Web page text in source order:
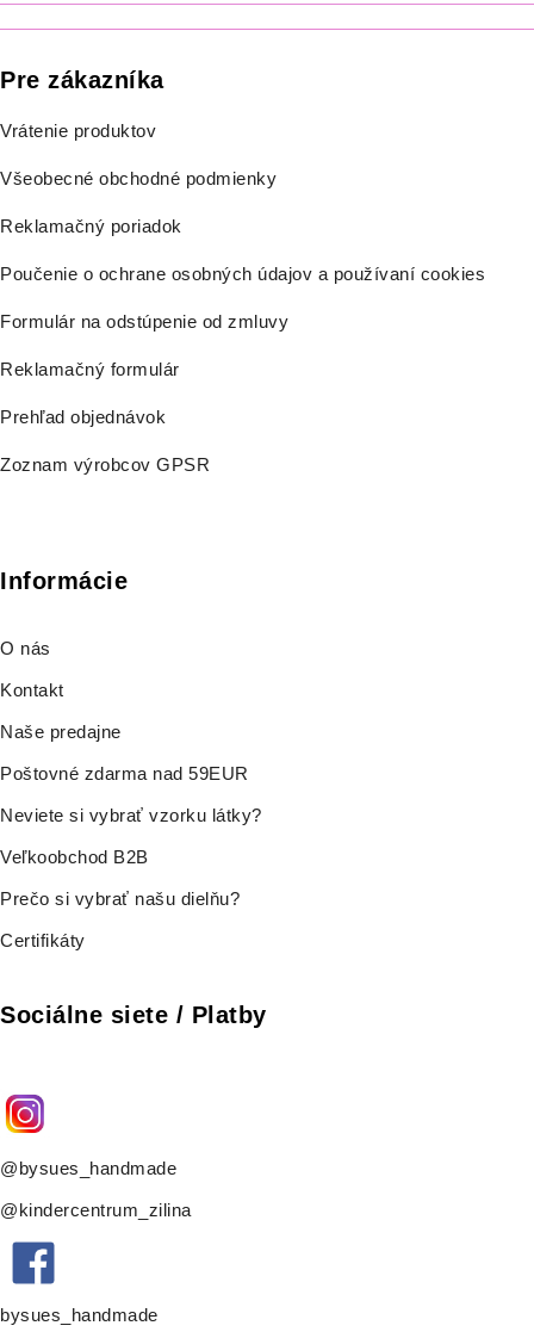
Pre zákazníka
Vrátenie produktov
Všeobecné obchodné podmienky
Reklamačný poriadok
Poučenie o ochrane osobných údajov a používaní cookies
Formulár na odstúpenie od zmluvy
Reklamačný formulár
Prehľad objednávok
Zoznam výrobcov GPSR
Informácie
O nás
Kontakt
Naše predajne
Poštovné zdarma nad 59EUR
Neviete si vybrať vzorku látky?
Veľkoobchod B2B
Prečo si vybrať našu dielňu?
Certifikáty
Sociálne siete / Platby
@bysues_handmade
@kindercentrum_zilina
bysues_handmade